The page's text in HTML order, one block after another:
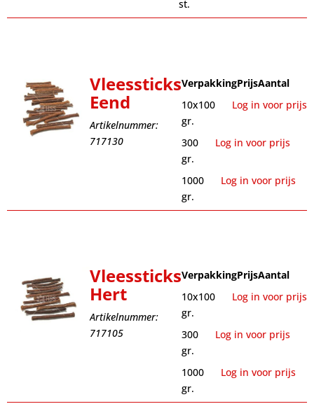
st.
Vleessticks
Eend
Artikelnummer:
717130
VerpakkingPrijsAantal
10x100
gr.
Log in voor prijs
300
gr.
Log in voor prijs
1000
gr.
Log in voor prijs
Vleessticks
Hert
Artikelnummer:
717105
VerpakkingPrijsAantal
10x100
gr.
Log in voor prijs
300
gr.
Log in voor prijs
1000
gr.
Log in voor prijs